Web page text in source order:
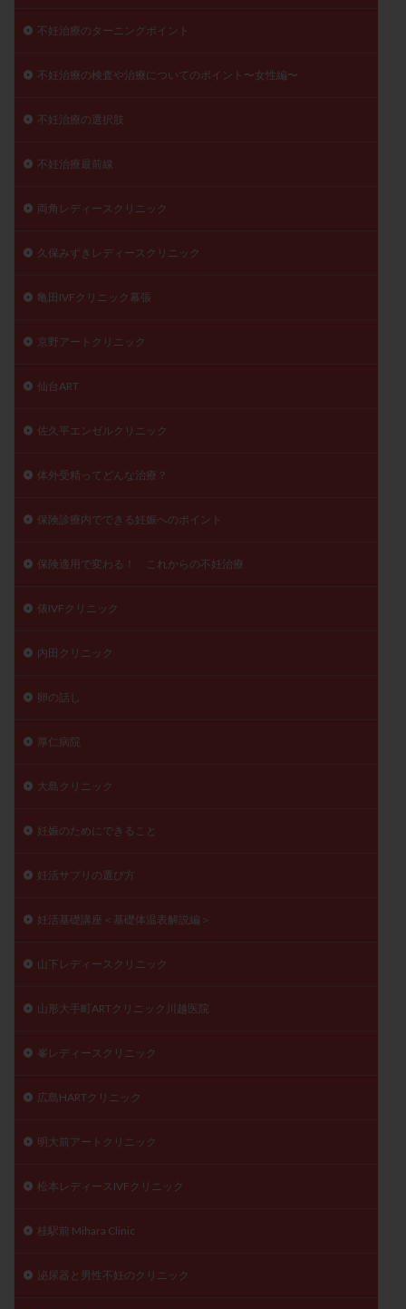
不妊治療のターニングポイント
不妊治療の検査や治療についてのポイント〜女性編〜
不妊治療の選択肢
不妊治療最前線
両角レディースクリニック
久保みずきレディースクリニック
亀田IVFクリニック幕張
京野アートクリニック
仙台ART
佐久平エンゼルクリニック
体外受精ってどんな治療？
保険診療内でできる妊娠へのポイント
保険適用で変わる！ これからの不妊治療
俵IVFクリニック
内田クリニック
卵の話し
厚仁病院
大島クリニック
妊娠のためにできること
妊活サプリの選び方
妊活基礎講座＜基礎体温表解説編＞
山下レディースクリニック
山形大手町ARTクリニック川越医院
峯レディースクリニック
広島HARTクリニック
明大前アートクリニック
松本レディースIVFクリニック
桂駅前 Mihara Clinic
泌尿器と男性不妊のクリニック